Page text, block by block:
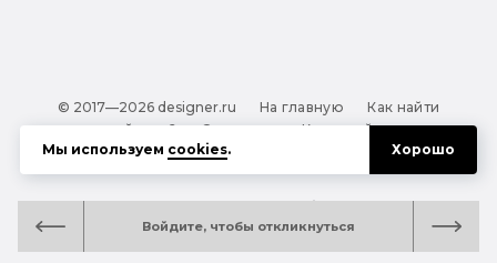
Войдите, чтобы откликнуться
© 2017—2026 designer.ru На главную
Как найти
дизайнера?
О проекте
Карта сайта
Обработка персональных данных
Файлы cookie
руководство для тех, кто заказывает дизайн
Мы используем cookies. Хорошо